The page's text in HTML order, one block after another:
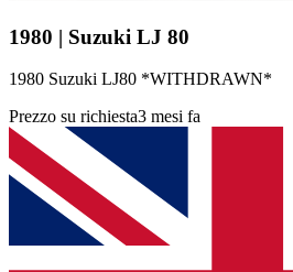
1980 | Suzuki LJ 80
1980 Suzuki LJ80 *WITHDRAWN*
Prezzo su richiesta3 mesi fa